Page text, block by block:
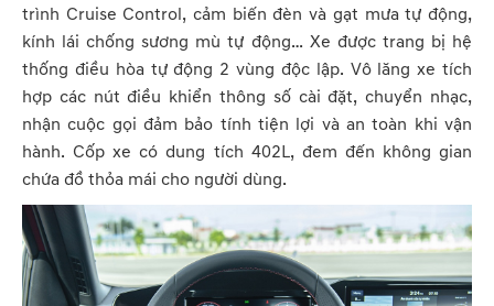
trình Cruise Control, cảm biến đèn và gạt mưa tự động,
kính lái chống sương mù tự động… Xe được trang bị hệ
thống điều hòa tự động 2 vùng độc lập. Vô lăng xe tích
hợp các nút điều khiển thông số cài đặt, chuyển nhạc,
nhận cuộc gọi đảm bảo tính tiện lợi và an toàn khi vận
hành. Cốp xe có dung tích 402L, đem đến không gian
chứa đồ thỏa mái cho người dùng.